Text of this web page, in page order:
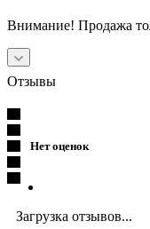
Внимание! Продажа
Отзывы
Нет оценок
Загрузка отзывов...